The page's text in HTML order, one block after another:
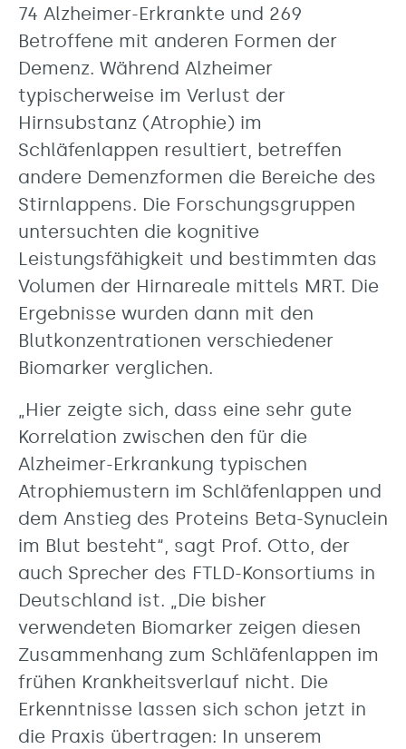
74 Alzheimer-Erkrankte und 269
Betroffene mit anderen Formen der
Demenz. Während Alzheimer
typischerweise im Verlust der
Hirnsubstanz (Atrophie) im
Schläfenlappen resultiert, betreffen
andere Demenzformen die Bereiche des
Stirnlappens. Die Forschungsgruppen
untersuchten die kognitive
Leistungsfähigkeit und bestimmten das
Volumen der Hirnareale mittels MRT. Die
Ergebnisse wurden dann mit den
Blutkonzentrationen verschiedener
Biomarker verglichen.
„Hier zeigte sich, dass eine sehr gute
Korrelation zwischen den für die
Alzheimer-Erkrankung typischen
Atrophiemustern im Schläfenlappen und
dem Anstieg des Proteins Beta-Synuclein
im Blut besteht“, sagt Prof. Otto, der
auch Sprecher des FTLD-Konsortiums in
Deutschland ist. „Die bisher
verwendeten Biomarker zeigen diesen
Zusammenhang zum Schläfenlappen im
frühen Krankheitsverlauf nicht. Die
Erkenntnisse lassen sich schon jetzt in
die Praxis übertragen: In unserem